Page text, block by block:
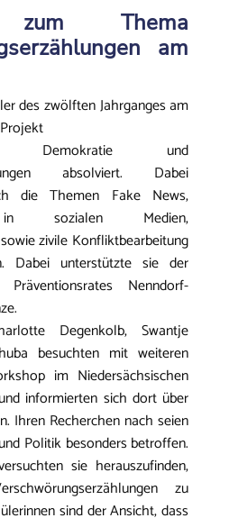
zum Thema
am
des zwölften Jahrganges am
Demokratie und
absolviert. Dabei
die Themen Fake News,
in sozialen Medien,
zivile Konfliktbearbeitung
Dabei unterstützte sie der
Nenndorf-
Degenkolb, Swantje
besuchten mit weiteren
im Niedersächsischen
informierten sich dort über
Ihren Recherchen nach seien
Politik besonders betroffen.
sie herauszufinden,
zu
sind der Ansicht, dass